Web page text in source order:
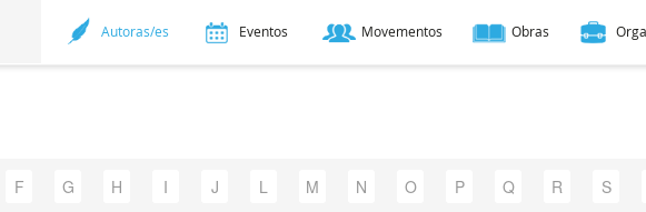
Autoras/es Eventos Movementos Obras
F G H I J L M N O P Q R S